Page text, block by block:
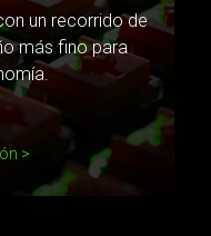
un recorrido de
más fino para